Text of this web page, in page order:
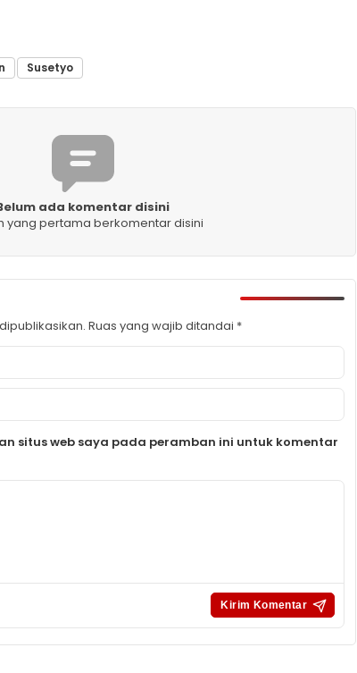
Susetyo
ada komentar disini
yang pertama berkomentar disini
Ruas yang wajib ditandai *
situs web saya pada peramban ini untuk komentar